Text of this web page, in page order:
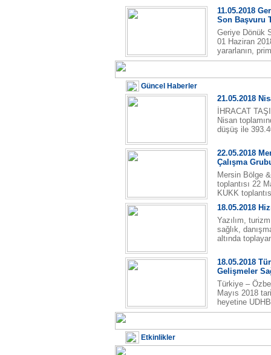
11.05.2018
Son Başvuru
Geriye Dönük
01 Haziran
yararlanın,
Güncel Haberler
21.05.2018
İHRACAT
Nisan
düşüş ile
22.05.2018
Çalışma
Mersin Bölge
toplantısı 22
KUKK
18.05.2018
Yazılım,
sağlık,
altında
18.05.2018
Gelişmeler
Türkiye –
Mayıs 2018
heyetine
Etkinlikler